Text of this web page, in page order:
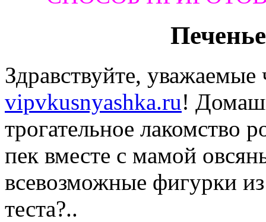
Здравствуйте, уважаемые
vipvkusnyashka.ru!
трогательное лакомство
пек вместе с мамой
всевозможные фигурки
теста?..